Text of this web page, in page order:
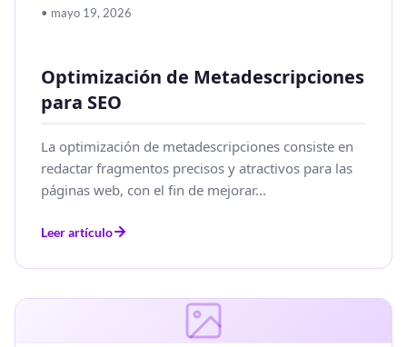
• mayo 19, 2026
Optimización de Metadescripciones
para SEO
La optimización de metadescripciones consiste en
redactar fragmentos precisos y atractivos para las
páginas web, con el fin de mejorar...
Leer artículo